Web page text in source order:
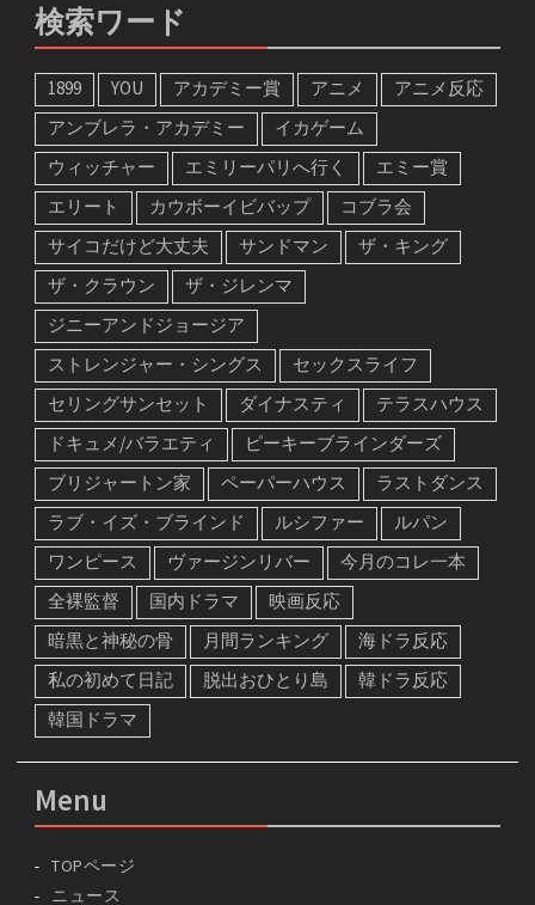
検索ワード
1899 YOU アカデミー賞 アニメ
アニメ反応
アンブレラ・アカデミー
イカゲーム
ウィッチャー
エミリーパリへ行く
エミー賞
エリート
カウボーイビバップ
コブラ会
サイコだけど大丈夫
サンドマン
ザ・キング
ザ・クラウン
ザ・ジレンマ
ジニーアンドジョージア
ストレンジャー・シングス
セックスライフ
セリングサンセット
ダイナスティ
テラスハウス
ドキュメ/バラエティ
ピーキーブラインダーズ
ブリジャートン家
ペーパーハウス
ラストダンス
ラブ・イズ・ブラインド
ルシファー
ルパン
ワンピース
ヴァージンリバー
今月のコレ一本
全裸監督
国内ドラマ
映画反応
暗黒と神秘の骨
月間ランキング
海ドラ反応
私の初めて日記
脱出おひとり島
韓ドラ反応
韓国ドラマ
Menu
TOPページ
ニュース